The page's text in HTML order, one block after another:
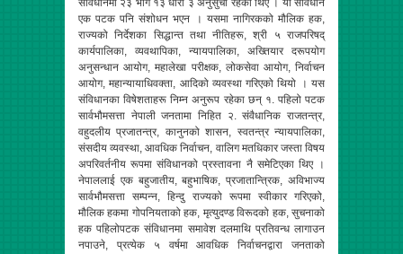
संविधानमा २३ भाग १३ धारा ३ अनुसुची रहेका थिए । यो संविधान
एक पटक पनि संशोधन भएन । यसमा नागिरकको मौलिक हक,
राज्यको निर्देशका सिद्धान्त तथा नीतिहरू, श्री ५ राजपरिषद्
कार्यपालिका, व्यवथापिका, न्यायपालिका, अख्तियार दरूपयोग
अनुसन्धान आयोग, महालेखा परीक्षक, लोकसेवा आयोग, निर्वाचन
आयोग, महान्यायाधिवक्ता, आदिको व्यवस्था गरिएको थियो । यस
संविधानका विषेशताहरू निम्न अनुरूप रहेका छन् १. पहिलो पटक
सार्वभौमसत्ता नेपाली जनतामा निहित २. संवैधानिक राजतन्त्र,
वहुदलीय प्रजातन्त्र, कानुनको शासन, स्वतन्त्र न्यायपालिका,
संसदीय व्यवस्था, आवधिक निर्वाचन, वालिग मतधिकार जस्ता विषय
अपरिवर्तनीय रूपमा संविधानको प्रस्तावना नै समेटिएका थिए ।
नेपाललाई एक बहुजातीय, बहुभाषिक, प्रजातान्त्रिक, अविभाज्य
सार्वभौमसत्ता सम्पन्न, हिन्दु राज्यको रूपमा स्वीकार गरिएको,
मौलिक हकमा गोपनियताको हक, मृत्युदण्ड विरूदको हक, सुचनाको
हक पहिलोपटक संविधानमा समावेश दलमाथि प्रतिवन्ध लागाउन
नपाउने, प्रत्येक ५ वर्षमा आवधिक निर्वाचनद्वारा जनताको